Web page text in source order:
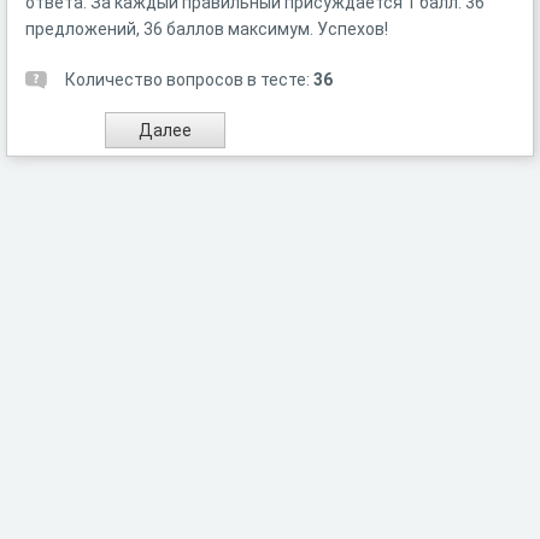
предложений, 36 баллов максимум. Успехов!
Количество вопросов в тесте: 36